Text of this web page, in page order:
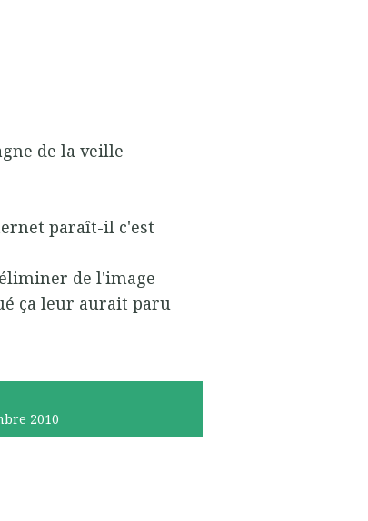
de la veille
paraît-il c'est
de l'image
ça leur aurait paru
2010